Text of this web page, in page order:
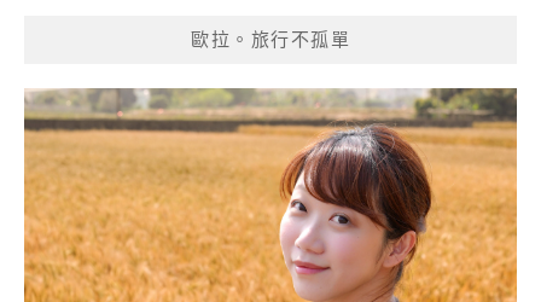
歐拉。旅行不孤單